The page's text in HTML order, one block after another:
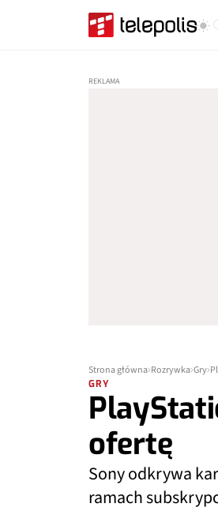
Strona główna Rozrywka Gry
GRY
ofertę
Sony odkrywa
ramach